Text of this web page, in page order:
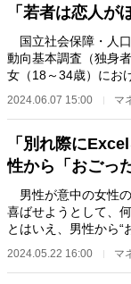
「若者は恋人
国立社会保障・人
動向基本調査（独身
女（18～34歳）にお
2024.06.07 15:00 マ
「別れ際に
性から「おごっ
男性が意中の女性
喜ばせようとして、
とはいえ、男性から“
2024.05.22 16:00 マ